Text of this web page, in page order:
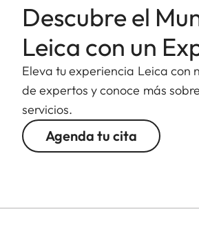
Descubre el
Leica con un
Eleva tu experiencia Leica con
de expertos y conoce más
servicios.
Agenda tu cita